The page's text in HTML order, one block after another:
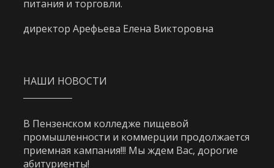
питания и торговли.
директор Арефьева Елена Викторовна
НАШИ НОВОСТИ
В Пензенском колледже пищевой
промышленности и коммерции продолжается
приемная кампания!!! Мы ждем Вас, дорогие
абитуриенты!